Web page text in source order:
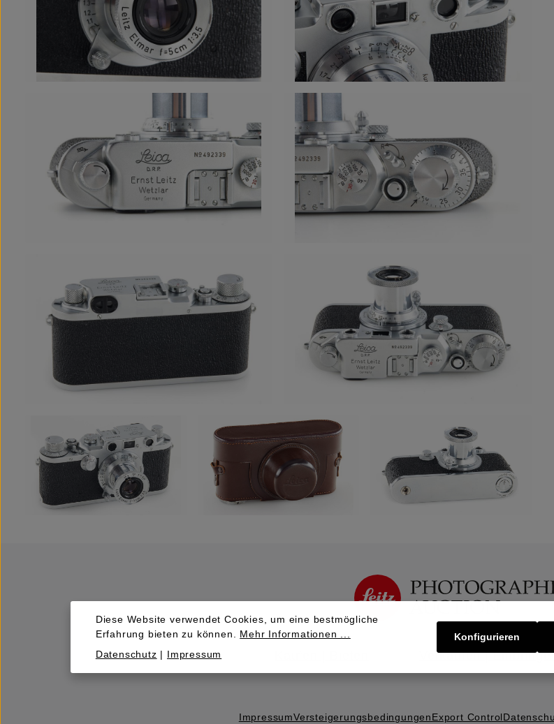
Verkaufen |
ImpressumVersteigerungs­bedingungenExport Control
Diese Website verwendet Cookies, um eine bestmögliche
Erfahrung bieten zu können. Mehr Informationen ...
Datenschutz | Impressum
Konfigurieren